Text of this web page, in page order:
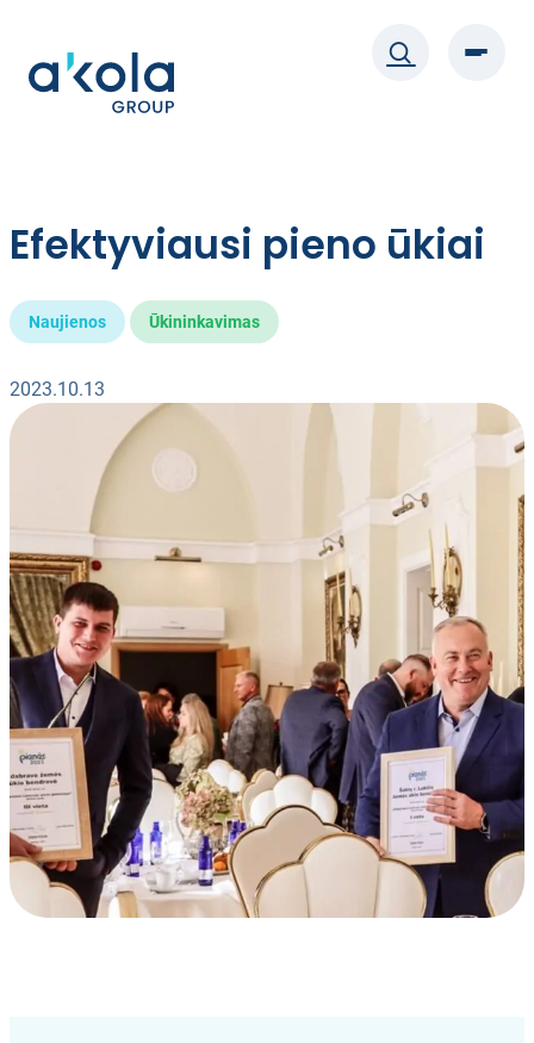
turinio
Efektyviausi pieno ūkiai
Naujienos Ūkininkavimas
2023.10.13